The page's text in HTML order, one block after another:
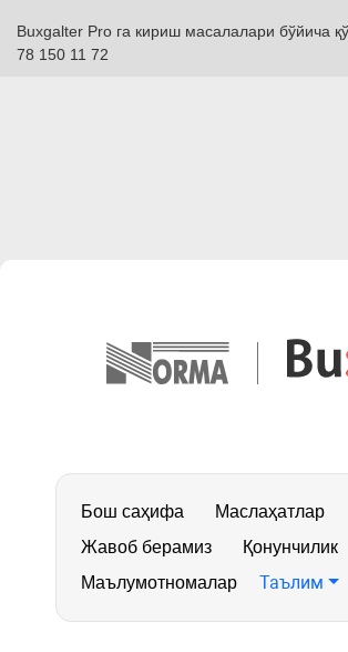
Buxgalter Pro га кириш масалалари бўйича
78 150 11 72
Бош саҳифа Маслаҳатлар
Жавоб берамиз
Қонунчилик
Маълумотномалар Таълим